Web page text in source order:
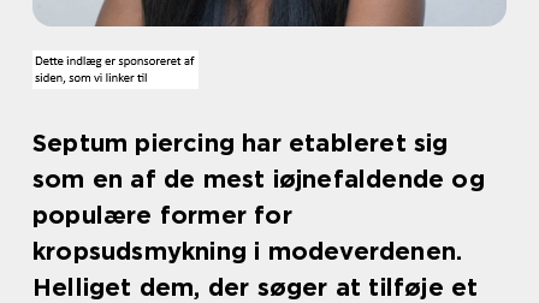
Septum piercing har etableret sig
som en af de mest iøjnefaldende og
populære former for
kropsudsmykning i modeverdenen.
Helliget dem, der søger at tilføje et